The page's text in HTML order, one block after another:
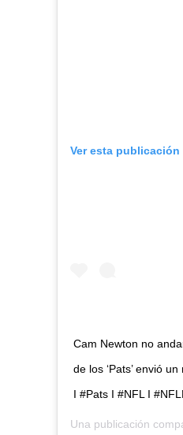
Ver esta publicación
Cam Newton no
de los ‘Pats’ envió
I #Pats I #NFL I
Una publicación